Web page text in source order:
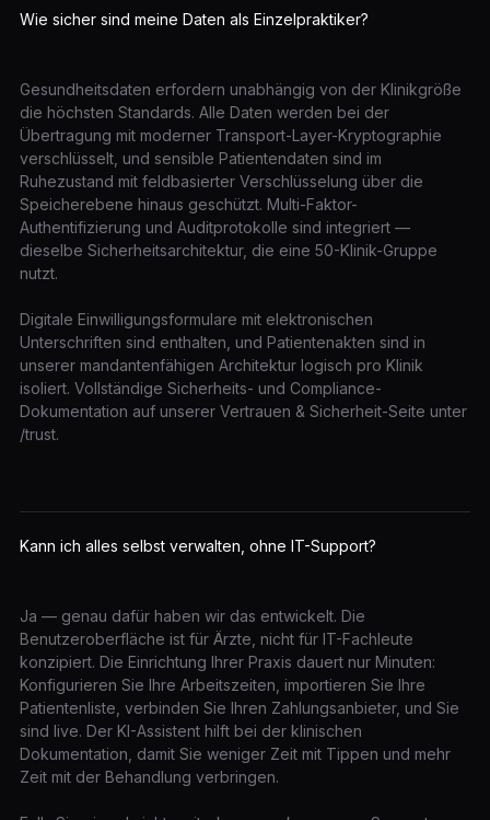
Wie sicher sind meine Daten als Einzelpraktiker?
Gesundheitsdaten erfordern unabhängig von der Klinikgröße
die höchsten Standards. Alle Daten werden bei der
Übertragung mit moderner Transport-Layer-Kryptographie
verschlüsselt, und sensible Patientendaten sind im
Ruhezustand mit feldbasierter Verschlüsselung über die
Speicherebene hinaus geschützt. Multi-Faktor-
Authentifizierung und Auditprotokolle sind integriert —
dieselbe Sicherheitsarchitektur, die eine 50-Klinik-Gruppe
nutzt.
Digitale Einwilligungsformulare mit elektronischen
Unterschriften sind enthalten, und Patientenakten sind in
unserer mandantenfähigen Architektur logisch pro Klinik
isoliert. Vollständige Sicherheits- und Compliance-
Dokumentation auf unserer Vertrauen & Sicherheit-Seite unter
/trust.
Kann ich alles selbst verwalten, ohne IT-Support?
Ja — genau dafür haben wir das entwickelt. Die
Benutzeroberfläche ist für Ärzte, nicht für IT-Fachleute
konzipiert. Die Einrichtung Ihrer Praxis dauert nur Minuten:
Konfigurieren Sie Ihre Arbeitszeiten, importieren Sie Ihre
Patientenliste, verbinden Sie Ihren Zahlungsanbieter, und Sie
sind live. Der KI-Assistent hilft bei der klinischen
Dokumentation, damit Sie weniger Zeit mit Tippen und mehr
Zeit mit der Behandlung verbringen.